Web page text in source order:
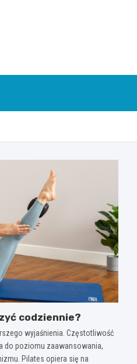
codziennie?
wyjaśnienia. Częstotliwość
do poziomu zaawansowania,
Pilates opiera się na